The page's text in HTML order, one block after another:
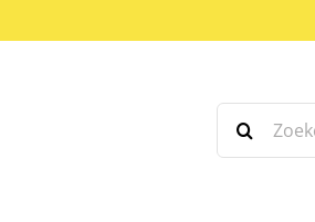
Zoeken
naar: